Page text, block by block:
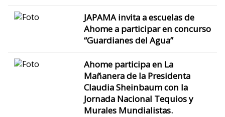
JAPAMA invita a escuelas de
Ahome a participar en concurso
“Guardianes del Agua”
Ahome participa en La
Mañanera de la Presidenta
Claudia Sheinbaum con la
Jornada Nacional Tequios y
Murales Mundialistas.